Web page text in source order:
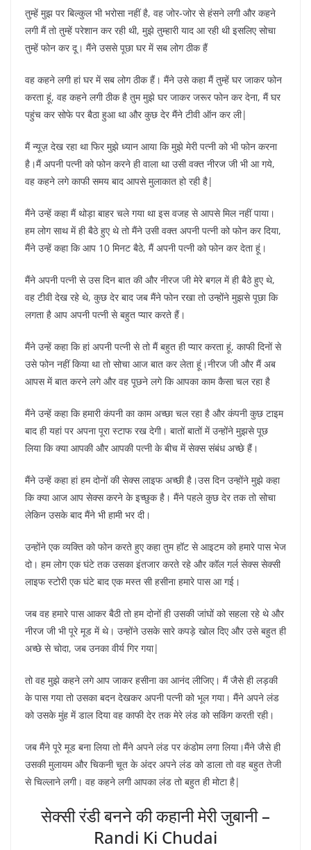
तुम्हें मुझ पर बिल्कुल भी भरोसा नहीं है, वह जोर-जोर से हंसने लगी और कहने
लगी मैं तो तुम्हें परेशान कर रही थी, मुझे तुम्हारी याद आ रही थी इसलिए सोचा
तुम्हें फोन कर दू। मैंने उससे पूछा घर में सब लोग ठीक हैं
वह कहने लगी हां घर में सब लोग ठीक हैं। मैंने उसे कहा मैं तुम्हें घर जाकर फोन
करता हूं, वह कहने लगी ठीक है तुम मुझे घर जाकर जरूर फोन कर देना, मैं घर
पहुंच कर सोफे पर बैठा हुआ था और कुछ देर मैंने टीवी ऑन कर ली|
मैं न्यूज़ देख रहा था फिर मुझे ध्यान आया कि मुझे मेरी पत्नी को भी फोन करना
है।मैं अपनी पत्नी को फोन करने ही वाला था उसी वक्त नीरज जी भी आ गये,
वह कहने लगे काफी समय बाद आपसे मुलाकात हो रही है|
मैंने उन्हें कहा मैं थोड़ा बाहर चले गया था इस वजह से आपसे मिल नहीं पाया।
हम लोग साथ में ही बैठे हुए थे तो मैंने उसी वक्त अपनी पत्नी को फोन कर दिया,
मैंने उन्हें कहा कि आप 10 मिनट बैठे, मैं अपनी पत्नी को फोन कर देता हूं।
मैंने अपनी पत्नी से उस दिन बात की और नीरज जी मेरे बगल में ही बैठे हुए थे,
वह टीवी देख रहे थे, कुछ देर बाद जब मैंने फोन रखा तो उन्होंने मुझसे पूछा कि
लगता है आप अपनी पत्नी से बहुत प्यार करते हैं।
मैंने उन्हें कहा कि हां अपनी पत्नी से तो मैं बहुत ही प्यार करता हूं, काफी दिनों से
उसे फोन नहीं किया था तो सोचा आज बात कर लेता हूं।नीरज जी और मैं अब
आपस में बात करने लगे और वह पूछने लगे कि आपका काम कैसा चल रहा है
मैंने उन्हें कहा कि हमारी कंपनी का काम अच्छा चल रहा है और कंपनी कुछ टाइम
बाद ही यहां पर अपना पूरा स्टाफ रख देगी। बातों बातों में उन्होंने मुझसे पूछ
लिया कि क्या आपकी और आपकी पत्नी के बीच में सेक्स संबंध अच्छे हैं।
मैंने उन्हें कहा हां हम दोनों की सेक्स लाइफ अच्छी है।उस दिन उन्होंने मुझे कहा
कि क्या आज आप सेक्स करने के इच्छुक है। मैंने पहले कुछ देर तक तो सोचा
लेकिन उसके बाद मैंने भी हामी भर दी।
उन्होंने एक व्यक्ति को फोन करते हुए कहा तुम हॉट से आइटम को हमारे पास भेज
दो। हम लोग एक घंटे तक उसका इंतजार करते रहे और कॉल गर्ल सेक्स सेक्सी
लाइफ स्टोरी एक घंटे बाद एक मस्त सी हसीना हमारे पास आ गई।
जब वह हमारे पास आकर बैठी तो हम दोनों ही उसकी जांघों को सहला रहे थे और
नीरज जी भी पूरे मूड में थे। उन्होंने उसके सारे कपड़े खोल दिए और उसे बहुत ही
अच्छे से चोदा, जब उनका वीर्य गिर गया|
तो वह मुझे कहने लगे आप जाकर हसीना का आनंद लीजिए। मैं जैसे ही लड़की
के पास गया तो उसका बदन देखकर अपनी पत्नी को भूल गया। मैंने अपने लंड
को उसके मुंह में डाल दिया वह काफी देर तक मेरे लंड को सकिंग करती रही।
जब मैंने पूरे मूड बना लिया तो मैंने अपने लंड पर कंडोम लगा लिया।मैंने जैसे ही
उसकी मुलायम और चिकनी चूत के अंदर अपने लंड को डाला तो वह बहुत तेजी
से चिल्लाने लगी। वह कहने लगी आपका लंड तो बहुत ही मोटा है|
सेक्सी रंडी बनने की कहानी मेरी जुबानी –
Randi Ki Chudai